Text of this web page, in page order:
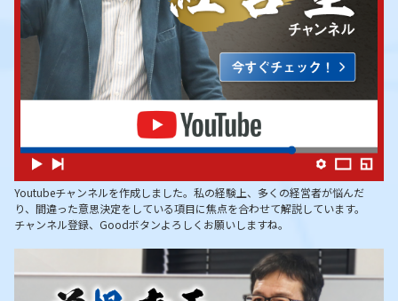
Youtubeチャンネルを作成しました。私の経験上、多くの経営者が悩んだ
り、間違った意思決定をしている項目に焦点を合わせて解説しています。
チャンネル登録、Goodボタンよろしくお願いしますね。